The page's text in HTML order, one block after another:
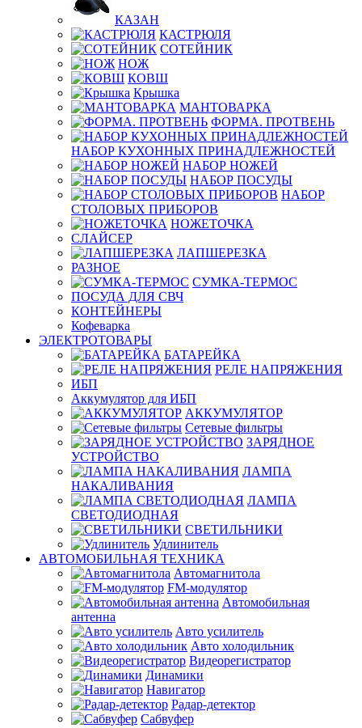
КАЗАН
КАСТРЮЛЯ
СОТЕЙНИК
НОЖ
КОВШ
Крышка
МАНТОВАРКА
ФОРМА. ПРОТВЕНЬ
НАБОР КУХОННЫХ ПРИНАДЛЕЖНОСТЕЙ
НАБОР НОЖЕЙ
НАБОР ПОСУДЫ
НАБОР
СТОЛОВЫХ ПРИБОРОВ
НОЖЕТОЧКА
СЛАЙСЕР
ЛАПШЕРЕЗКА
РАЗНОЕ
СУМКА-ТЕРМОС
ПОСУДА ДЛЯ СВЧ
КОНТЕЙНЕРЫ
Кофеварка
ЭЛЕКТРОТОВАРЫ
БАТАРЕЙКА
РЕЛЕ НАПРЯЖЕНИЯ
ИБП
Аккумулятор для ИБП
АККУМУЛЯТОР
Сетевые фильтры
ЗАРЯДНОЕ
УСТРОЙСТВО
ЛАМПА
НАКАЛИВАНИЯ
ЛАМПА
СВЕТОДИОДНАЯ
СВЕТИЛЬНИКИ
Удлинитель
АВТОМОБИЛЬНАЯ ТЕХНИКА
Автомагнитола
FM-модулятор
Автомобильная
антенна
Авто усилитель
Авто холодильник
Видеорегистратор
Динамики
Навигатор
Радар-детектор
Сабвуфер